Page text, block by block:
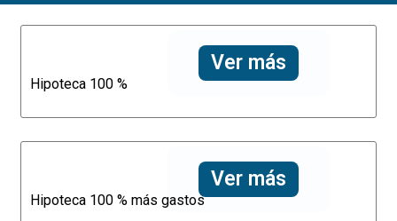
Ver más
Hipoteca 100 %
Ver más
Hipoteca 100 % más gastos